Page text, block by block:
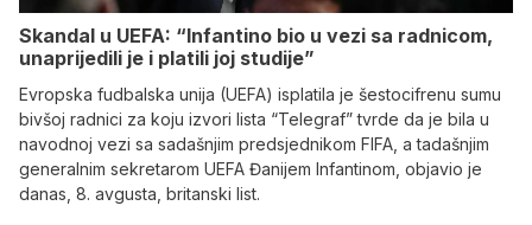
Skandal u UEFA: “Infantino bio u vezi sa radnicom,
unaprijedili je i platili joj studije”
Evropska fudbalska unija (UEFA) isplatila je šestocifrenu sumu
bivšoj radnici za koju izvori lista “Telegraf” tvrde da je bila u
navodnoj vezi sa sadašnjim predsjednikom FIFA, a tadašnjim
generalnim sekretarom UEFA Đanijem Infantinom, objavio je
danas, 8. avgusta, britanski list.